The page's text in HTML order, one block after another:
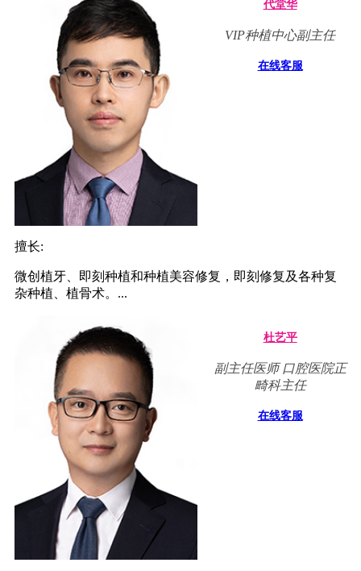
代堂华
VIP种植中心副主任
在线客服
擅长:
微创植牙、即刻种植和种植美容修复，即刻修复及各种复
杂种植、植骨术。...
杜艺平
副主任医师 口腔医院正
畸科主任
在线客服